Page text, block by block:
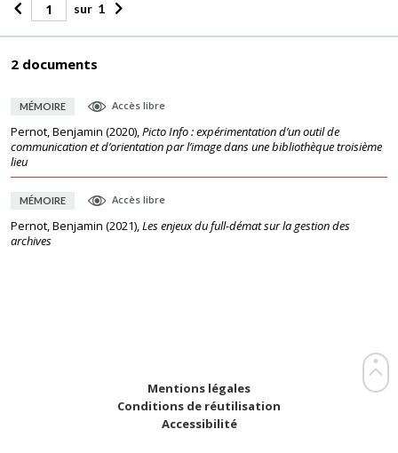
sur 1
2 documents
MÉMOIRE Accès libre
Pernot, Benjamin (2020),Picto Info : expérimentation d’un outil de
communication et d’orientation par l’image dans une bibliothèque troisième
lieu
MÉMOIRE Accès libre
Pernot, Benjamin (2021),Les enjeux du full-démat sur la gestion des
archives
Mentions légales
Conditions de réutilisation
Accessibilité